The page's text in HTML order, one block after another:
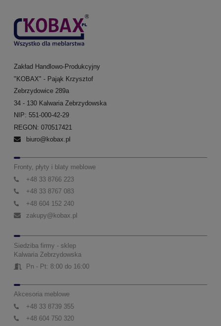
Zakład Handlowo-Produkcyjny
"KOBAX" - Pająk Krzysztof
Zebrzydowice 289a
34 - 130 Kalwaria Zebrzydowska
NIP: 551-000-42-29
REGON: 070517421
biuro@kobax.pl
Fronty, płyty i blaty meblowe
+48 33 8766 223
+48 33 8767 083
+48 604 152 240
zakupy@kobax.pl
Siedziba firmy - sklep
Kalwaria Zebrzydowska
Pn - Pt: 8:00 do 16:00
Akcesoria meblowe
+48 33 8739 355
+48 604 750 320